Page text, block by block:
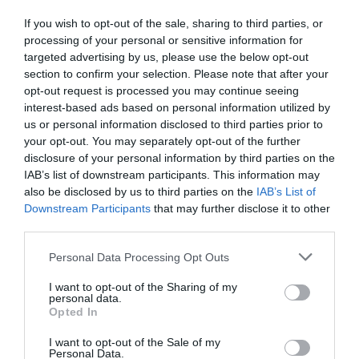
If you wish to opt-out of the sale, sharing to third parties, or
processing of your personal or sensitive information for
targeted advertising by us, please use the below opt-out
section to confirm your selection. Please note that after your
opt-out request is processed you may continue seeing
interest-based ads based on personal information utilized by
us or personal information disclosed to third parties prior to
your opt-out. You may separately opt-out of the further
disclosure of your personal information by third parties on the
IAB’s list of downstream participants. This information may
also be disclosed by us to third parties on the IAB’s List of
Downstream Participants that may further disclose it to other
Please note that this website/app uses one or more Google
not limited to your visit or usage behaviour. You may click to
grant or deny consent to Google and its third-party tags to
use your data for below specified purposes in below Google
consent section.
Personal Data Processing Opt Outs
I want to opt-out of the Sharing of my
personal data.
Opted In
I want to opt-out of the Sale of my
Personal Data.
hogy lépésről lépésre haladna a rendszer bővítése,
nem pedig egyszerre érintené az összes
határátkelőhelyet.
Mindezt azonban a jelenlegi jogi keretek nem teszik
lehetővé, és ennek megvalósításához a rendelet
szövegének célzott módosításaira lenne szükség.
Mi is ez az EES?